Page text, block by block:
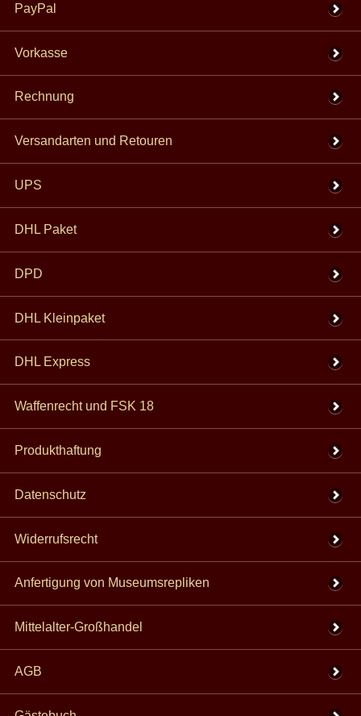
PayPal
Vorkasse
Rechnung
Versandarten und Retouren
UPS
DHL Paket
DPD
DHL Kleinpaket
DHL Express
Waffenrecht und FSK 18
Produkthaftung
Datenschutz
Widerrufsrecht
Anfertigung von Museumsrepliken
Mittelalter-Großhandel
AGB